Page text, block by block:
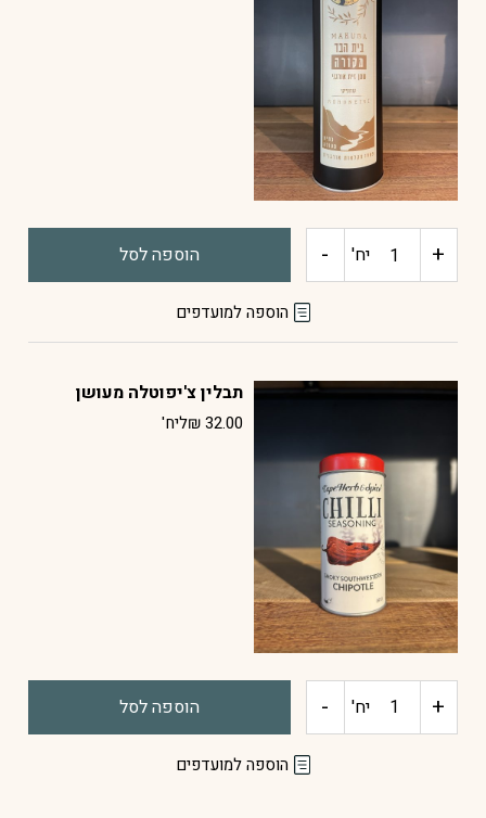
+ כמות
קורונייקי
אורגני
יח' - הוספה לסל
הוספה למועדפים
תבלין צ'יפוטלה מעושן
₪32.00 ליח'
+ כמות יח' - הוספה לסל
הוספה למועדפים